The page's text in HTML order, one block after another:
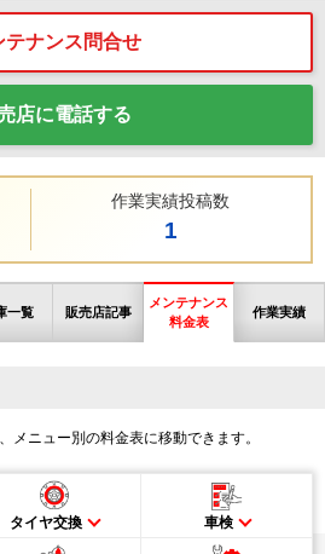
テナンス問合せ
店に電話する
作業実績投稿数
1
一覧 販売店記事
メンテナンス
料金表
作業実績
メニュー別の料金表に移動できます。
タイヤ交換 車検